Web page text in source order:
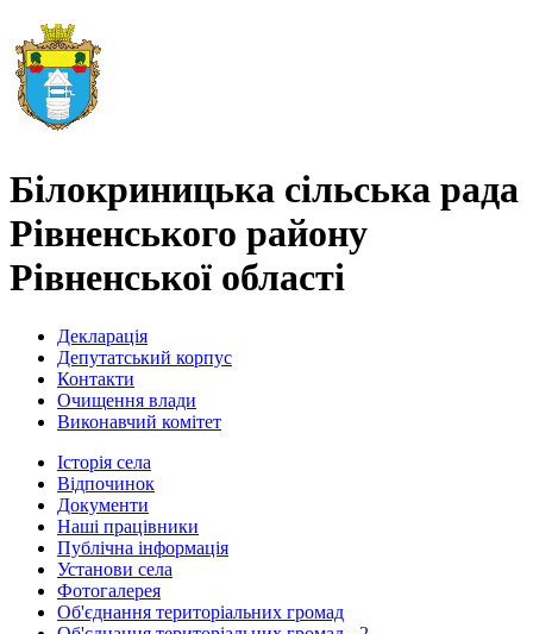
Білокриницька сільська рада
Рівненського району
Рівненської області
Декларація
Депутатський корпус
Контакти
Очищення влади
Виконавчий комітет
Історія села
Відпочинок
Документи
Наші працівники
Публічна інформація
Установи села
Фотогалерея
Об'єднання територіальних громад